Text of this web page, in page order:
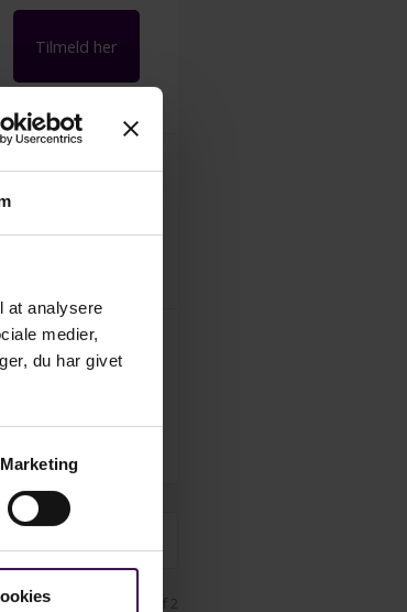
at analysere
medier,
du har givet
Marketing
Tilmeld her
Side 1 af 2